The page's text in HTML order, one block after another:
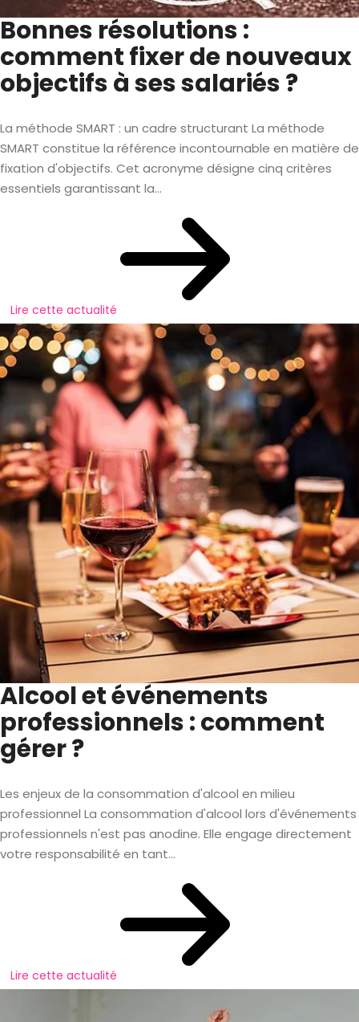
Bonnes résolutions :
comment fixer de nouveaux
objectifs à ses salariés ?
La méthode SMART : un cadre structurant La méthode
SMART constitue la référence incontournable en matière de
fixation d'objectifs. Cet acronyme désigne cinq critères
essentiels garantissant la...
Lire cette actualité
Alcool et événements
professionnels : comment
gérer ?
Les enjeux de la consommation d'alcool en milieu
professionnel La consommation d'alcool lors d'événements
professionnels n'est pas anodine. Elle engage directement
votre responsabilité en tant...
Lire cette actualité